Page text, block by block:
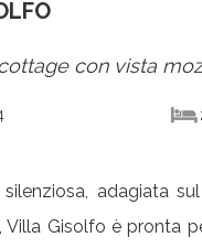
con vista
silenziosa, adagiata
Villa Gisolfo è pronta